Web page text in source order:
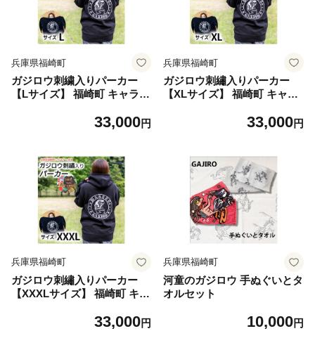
兵庫県福崎町
ガジロウ刺繍入りパーカー
【Lサイズ】 福崎町 キャラク
33,000円
兵庫県福崎町
ガジロウ刺繡入りパーカー
【XLサイズ】 福崎町 キャラ
33,000円
兵庫県福崎町
ガジロウ刺繡入りパーカー
【XXXLサイズ】 福崎町 キャ
33,000円
兵庫県福崎町
河童のガジロウ 手ぬぐいとタ
オルセット
10,000円